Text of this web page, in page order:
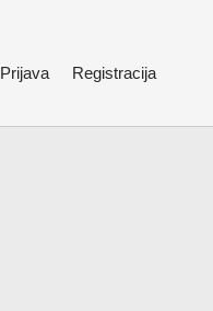
Prijava Registracija